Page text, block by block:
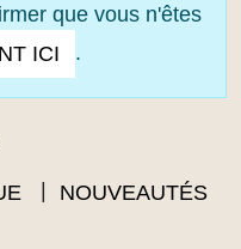
que vous n'êtes
ICI .
NOUVEAUTÉS